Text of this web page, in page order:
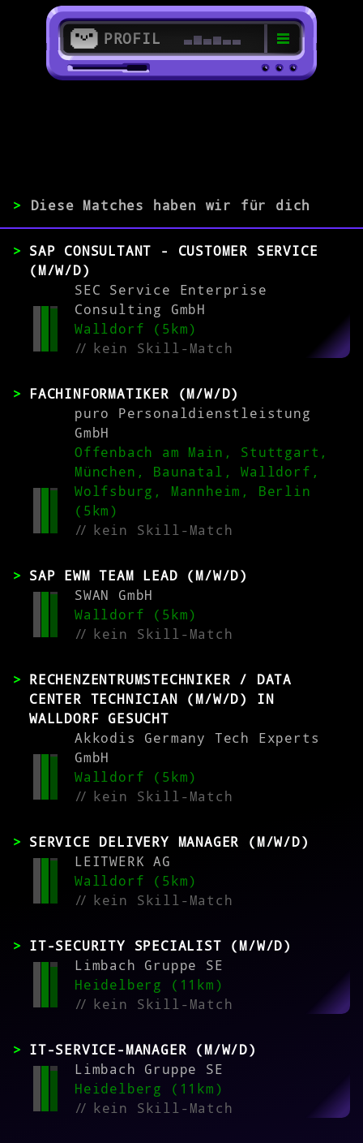
PROFIL
>
0-1 2-5 >5
> Diese Matches haben wir für dich
SAP CONSULTANT - CUSTOMER SERVICE
(M/W/D)
SEC Service Enterprise
Consulting GmbH
Walldorf (5km)
//kein Skill-Match
FACHINFORMATIKER (M/W/D)
puro Personaldienstleistung
GmbH
Offenbach am Main, Stuttgart,
München, Baunatal, Walldorf,
Wolfsburg, Mannheim, Berlin
(5km)
//kein Skill-Match
SAP EWM TEAM LEAD (M/W/D)
SWAN GmbH
Walldorf (5km)
//kein Skill-Match
RECHENZENTRUMSTECHNIKER / DATA
CENTER TECHNICIAN (M/W/D) IN
WALLDORF GESUCHT
Akkodis Germany Tech Experts
GmbH
Walldorf (5km)
//kein Skill-Match
SERVICE DELIVERY MANAGER (M/W/D)
LEITWERK AG
Walldorf (5km)
//kein Skill-Match
IT-SECURITY SPECIALIST (M/W/D)
Limbach Gruppe SE
Heidelberg (11km)
//kein Skill-Match
IT-SERVICE-MANAGER (M/W/D)
Limbach Gruppe SE
Heidelberg (11km)
//kein Skill-Match